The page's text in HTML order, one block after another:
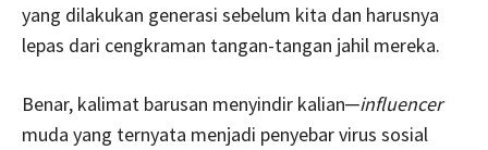
yang dilakukan generasi sebelum kita dan harusnya
lepas dari cengkraman tangan-tangan jahil mereka.
Benar, kalimat barusan menyindir kalian─influencer
muda yang ternyata menjadi penyebar virus sosial